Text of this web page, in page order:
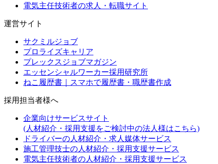
電気主任技術者の求人・転職サイト
運営サイト
サクミルジョブ
プロライズキャリア
プレックスジョブマガジン
エッセンシャルワーカー採用研究所
ねこ履歴書｜スマホで履歴書・職歴書作成
採用担当者様へ
企業向けサービスサイト
(人材紹介・採用支援をご検討中の法人様はこちら)
ドライバーの人材紹介・求人媒体サービス
施工管理技士の人材紹介・採用支援サービス
電気主任技術者の人材紹介・採用支援サービス